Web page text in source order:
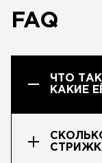
FAQ
ЧТО
КАКИЕ